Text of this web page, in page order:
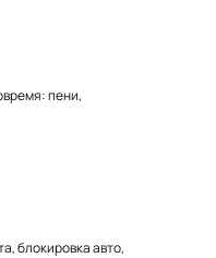
пени,
блокировка авто,